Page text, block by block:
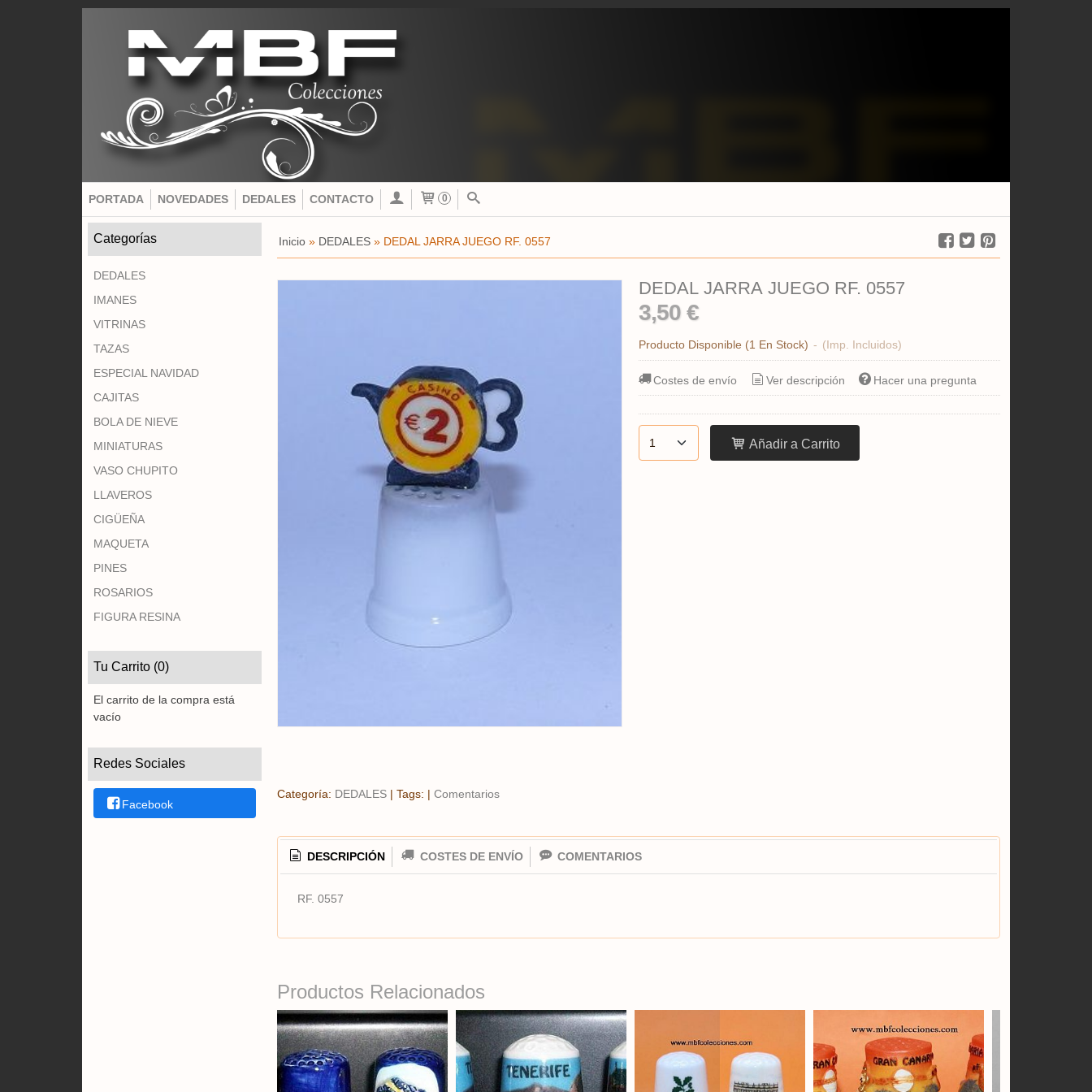
PORTADA NOVEDADES DEDALES CONTACTO 0
Categorías
DEDALES
IMANES
VITRINAS
TAZAS
ESPECIAL NAVIDAD
CAJITAS
BOLA DE NIEVE
MINIATURAS
VASO CHUPITO
LLAVEROS
CIGÜEÑA
MAQUETA
PINES
ROSARIOS
FIGURA RESINA
Tu Carrito (0)
El carrito de la compra está
vacío
Redes Sociales
Facebook
Inicio» DEDALES» DEDAL JARRA JUEGO RF. 0557
DEDAL JARRA JUEGO RF. 0557
3,50 €
Producto Disponible (1 En Stock) - (Imp. Incluidos)
Costes de envío Ver descripción Hacer una pregunta
Añadir a Carrito
Categoría: DEDALES| Tags: | Comentarios
DESCRIPCIÓN COSTES DE ENVÍO COMENTARIOS
RF. 0557
Productos Relacionados